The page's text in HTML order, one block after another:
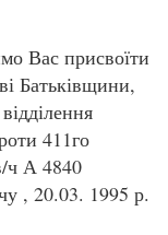
Вас присвоїти
Батьківщини,
411го
ч А 4840
, 20.03. 1995 р.